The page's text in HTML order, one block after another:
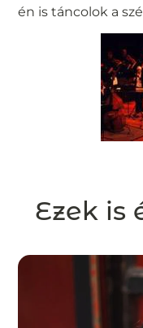
én is táncolok a
Ezek is